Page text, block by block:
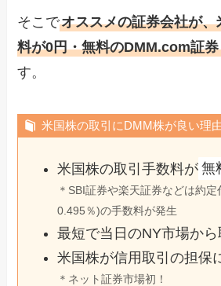
そこでオススメの証券会社が
料が0円・無料のDMM.com証
す。
米国株の取引にDMM株が良い理
米国株の取引手数料が 無
＊SBI証券や楽天証券などは約
0.495％)の手数料が発生
最短で当日のNY市場から
米国株が信用取引の担保
＊ネット証券市場初！